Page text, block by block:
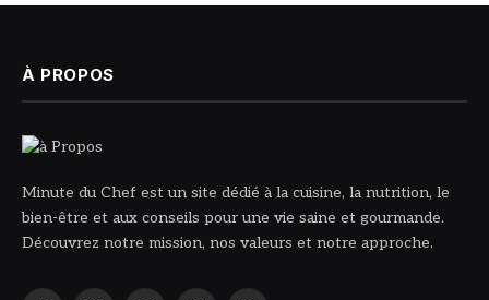
À PROPOS
Minute du Chef est un site dédié à la cuisine, la nutrition, le
bien-être et aux conseils pour une vie saine et gourmande.
Découvrez notre mission, nos valeurs et notre approche.